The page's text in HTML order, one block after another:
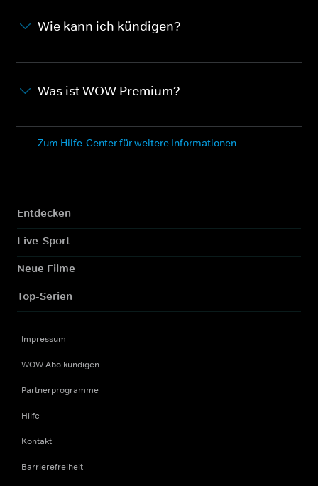
Wie kann ich kündigen?
Was ist WOW Premium?
Zum Hilfe-Center für weitere Informationen
Entdecken
Live-Sport
Neue Filme
Top-Serien
Impressum
WOW Abo kündigen
Partnerprogramme
Hilfe
Kontakt
Barrierefreiheit